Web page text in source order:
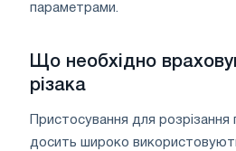
параметрами.
Що необхідно
різака
Пристосування для
досить широко